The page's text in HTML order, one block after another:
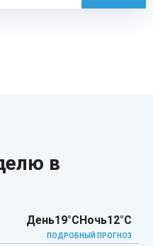
в
День19°CНочь12°C
ПОДРОБНЫЙ ПРОГНОЗ